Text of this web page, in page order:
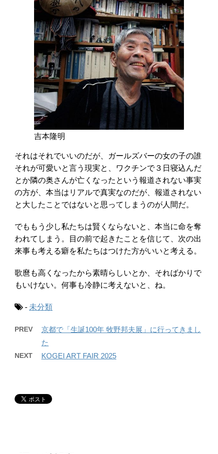
吉本隆明
それはそれでいいのだが、ガールズバーの女の子の誰
それが可愛いと言う現実と、ワクチンで３日寝込んだ
とか隣の奥さんが亡くなったという報道されない事実
の方が、本当はリアルで真実なのだが、報道されない
と大したことではないと思ってしまうのが人間だ。
でももう少し私たちは賢くならないと、本当に命を奪
われてしまう。目の前で起きたことを信じて、次の出
来事も考える癖を私たちはつけた方がいいと考える。
歌麿も高くなったから素晴らしいとか、そればかりで
もいけない。何事も冷静に考えないと、ね。
- 未分類
PREV
京都で「生誕100年 牧野邦夫展」に行ってきまし
た
NEXT KOGEI ART FAIR 2025